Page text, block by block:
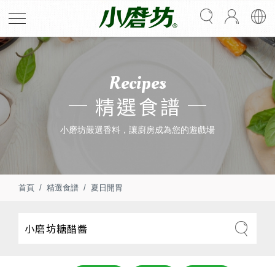
Recipes
精選食譜
小磨坊嚴選香料，讓廚房成為您的遊戲場
首頁 精選食譜 夏日開胃